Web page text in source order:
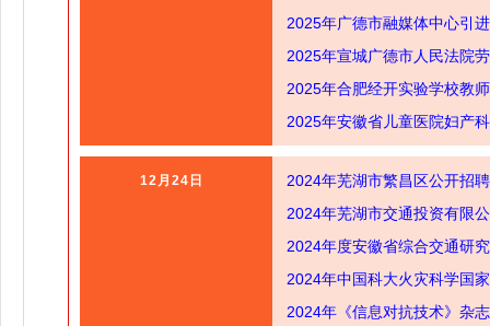
2025年广德市融媒体中心引
2025年宣城广德市人民法院
2025年合肥经开实验学校教
2025年安徽省儿童医院妇产
12月24日
2024年芜湖市繁昌区公开招
2024年芜湖市交通投资有限
2024年度安徽省综合交通研
2024年中国科大火灾科学国
2024年《信息对抗技术》杂